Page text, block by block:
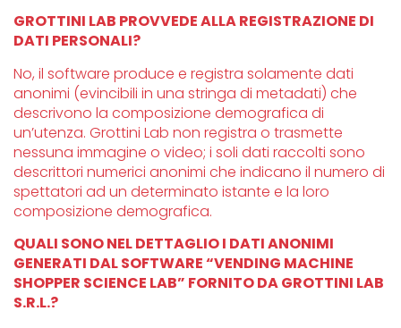
GROTTINI LAB PROVVEDE ALLA REGISTRAZIONE DI
DATI PERSONALI?
No, il software produce e registra solamente dati
anonimi (evincibili in una stringa di metadati) che
descrivono la composizione demografica di
un’utenza. Grottini Lab non registra o trasmette
nessuna immagine o video; i soli dati raccolti sono
descrittori numerici anonimi che indicano il numero di
spettatori ad un determinato istante e la loro
composizione demografica.
QUALI SONO NEL DETTAGLIO I DATI ANONIMI
GENERATI DAL SOFTWARE “VENDING MACHINE
SHOPPER SCIENCE LAB” FORNITO DA GROTTINI LAB
S.R.L.?